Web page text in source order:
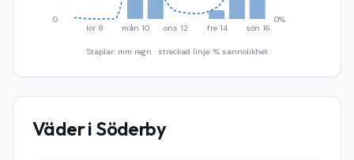
lör 8 mån 10 ons 12 fre 14 sön 16
0 0%
Staplar: mm regn · streckad linje: % sannolikhet
Väder i Söderby